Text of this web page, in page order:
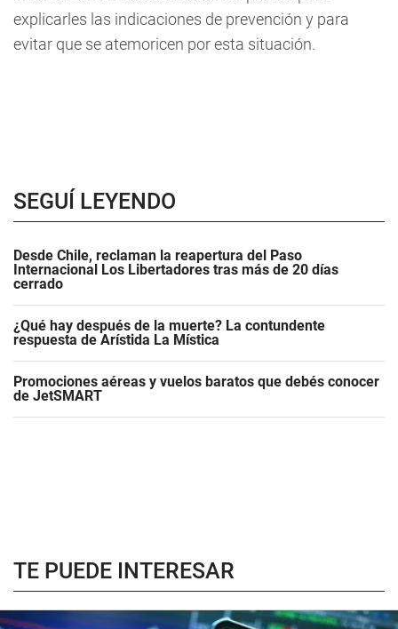
explicarles las indicaciones de prevención y para
evitar que se atemoricen por esta situación.
SEGUÍ LEYENDO
Desde Chile, reclaman la reapertura del Paso
Internacional Los Libertadores tras más de 20 días
cerrado
¿Qué hay después de la muerte? La contundente
respuesta de Arístida La Mística
Promociones aéreas y vuelos baratos que debés conocer
de JetSMART
TE PUEDE INTERESAR